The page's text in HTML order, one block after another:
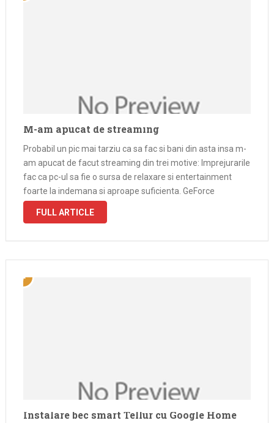
M-am apucat de streaming
Probabil un pic mai tarziu ca sa fac si bani din asta insa m-
am apucat de facut streaming din trei motive: Imprejurarile
fac ca pc-ul sa fie o sursa de relaxare si entertainment
foarte la indemana si aproape suficienta. GeForce
experience a devenit o porcarie de …
FULL ARTICLE
Instalare bec smart Tellur cu Google Home